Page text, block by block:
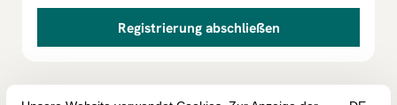
Registrierung abschließen